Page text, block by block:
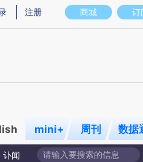
图存在偏差。不代表财新观点和立场
商城 订
注册
mini+ 周刊 数据
讣闻